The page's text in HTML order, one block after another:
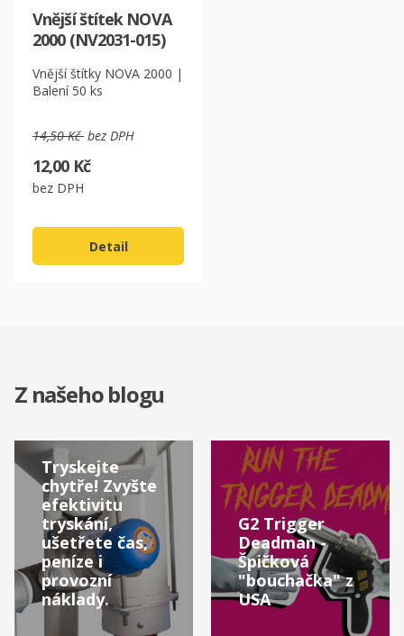
Vnější štítek NOVA
2000 (NV2031-015)
Vnější štítky NOVA 2000 |
Balení 50 ks
14,50 Kč bez DPH
12,00 Kč
bez DPH
Detail
Z našeho blogu
Tryskejte
chytře! Zvyšte
efektivitu
tryskání,
ušetřete čas,
peníze i
provozní
náklady.
G2 Trigger
Deadman -
Špičková
"bouchačka" z
USA